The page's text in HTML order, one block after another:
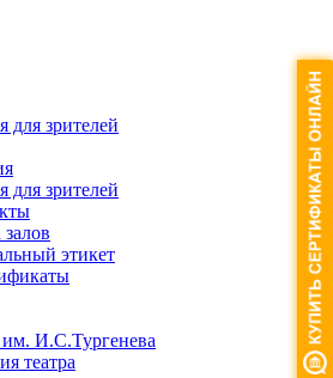
зрителей
зрителей
этикет
И.С.Тургенева
театра